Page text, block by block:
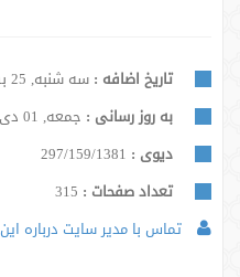
تاریخ اضافه : سه شنبه, 25 بهمن 1390
به روز رسانی : جمعه, 01 دی 1396
دیوی : 297/159/1381
تعداد صفحات :
تماس با مدیر سایت درباره